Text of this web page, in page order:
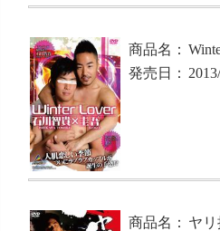
商品名：
発売日：
商品名： ヤ